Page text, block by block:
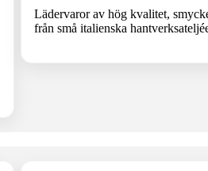
Lädervaror av hög kvalitet,
från små italienska